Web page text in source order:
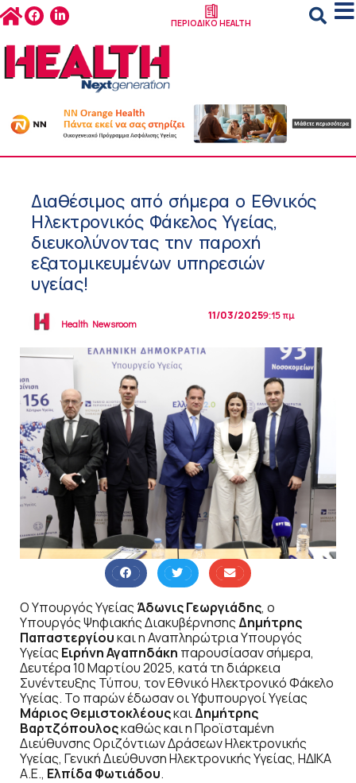
ΠΕΡΙΟΔΙΚΟ HEALTH
Διαθέσιμος από σήμερα ο Εθνικός
Ηλεκτρονικός Φάκελος Υγείας,
διευκολύνοντας την παροχή
εξατομικευμένων υπηρεσιών
υγείας!
Health Newsroom
11/03/20259:15 πμ
Ο Υπουργός Υγείας Άδωνις Γεωργιάδης, ο
Υπουργός Ψηφιακής ΔιακυβέρνησηςΔημήτρης
Παπαστεργίουκαι η Αναπληρώτρια Υπουργός
Υγείας Ειρήνη Αγαπηδάκη παρουσίασαν σήμερα,
Δευτέρα 10 Μαρτίου 2025, κατά τη διάρκεια
Συνέντευξης Τύπου, τον Εθνικό Ηλεκτρονικό Φάκελο
Υγείας. Το παρών έδωσαν οι Υφυπουργοί Υγείας
Μάριος ΘεμιστοκλέουςκαιΔημήτρης
Βαρτζόπουλοςκαθώς και η Προϊσταμένη
Διεύθυνσης Οριζόντιων Δράσεων Ηλεκτρονικής
Υγείας, Γενική Διεύθυνση Ηλεκτρονικής Υγείας, ΗΔΙΚΑ
Α.Ε., Ελπίδα Φωτιάδου.